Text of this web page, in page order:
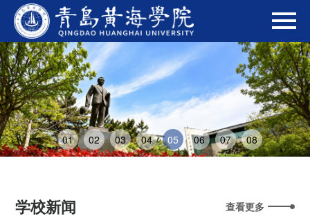
01 02 03 04 05 06 07 08
学校新闻 查看更多